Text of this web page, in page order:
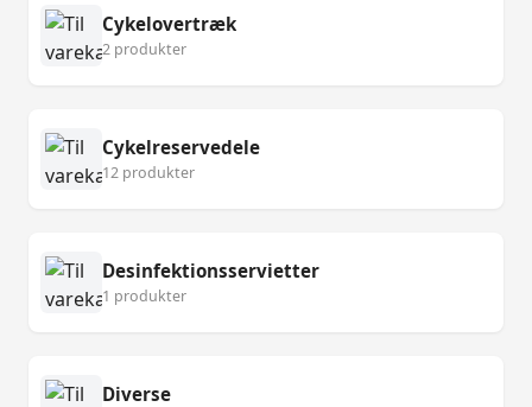
Cykelovertræk
2 produkter
Cykelreservedele
12 produkter
Desinfektionsservietter
1 produkter
Diverse